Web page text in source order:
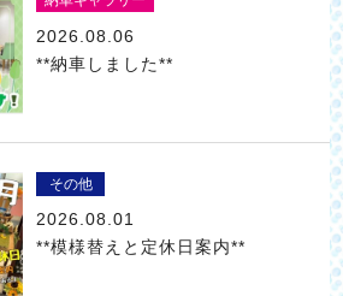
2026.08.06
**納車しました**
その他
2026.08.01
**模様替えと定休日案内**